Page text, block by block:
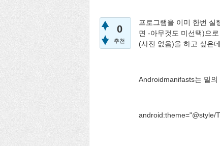
0
추천
프로그램을 이미 한번 실
면 -아무것도 미선택)으
(사진 없음)을 하고 싶은
Androidmanifasts는 밑
android:theme="@style/